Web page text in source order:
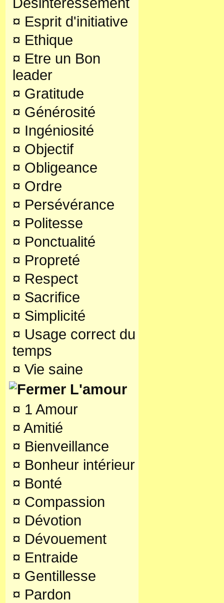
¤ Esprit d'initiative
¤ Ethique
¤ Etre un Bon
leader
¤ Gratitude
¤ Générosité
¤ Ingéniosité
¤ Objectif
¤ Obligeance
¤ Ordre
¤ Persévérance
¤ Politesse
¤ Ponctualité
¤ Propreté
¤ Respect
¤ Sacrifice
¤ Simplicité
¤ Usage correct du
temps
¤ Vie saine
L'amour
¤ 1 Amour
¤ Amitié
¤ Bienveillance
¤ Bonheur intérieur
¤ Bonté
¤ Compassion
¤ Dévotion
¤ Dévouement
¤ Entraide
¤ Gentillesse
¤ Pardon